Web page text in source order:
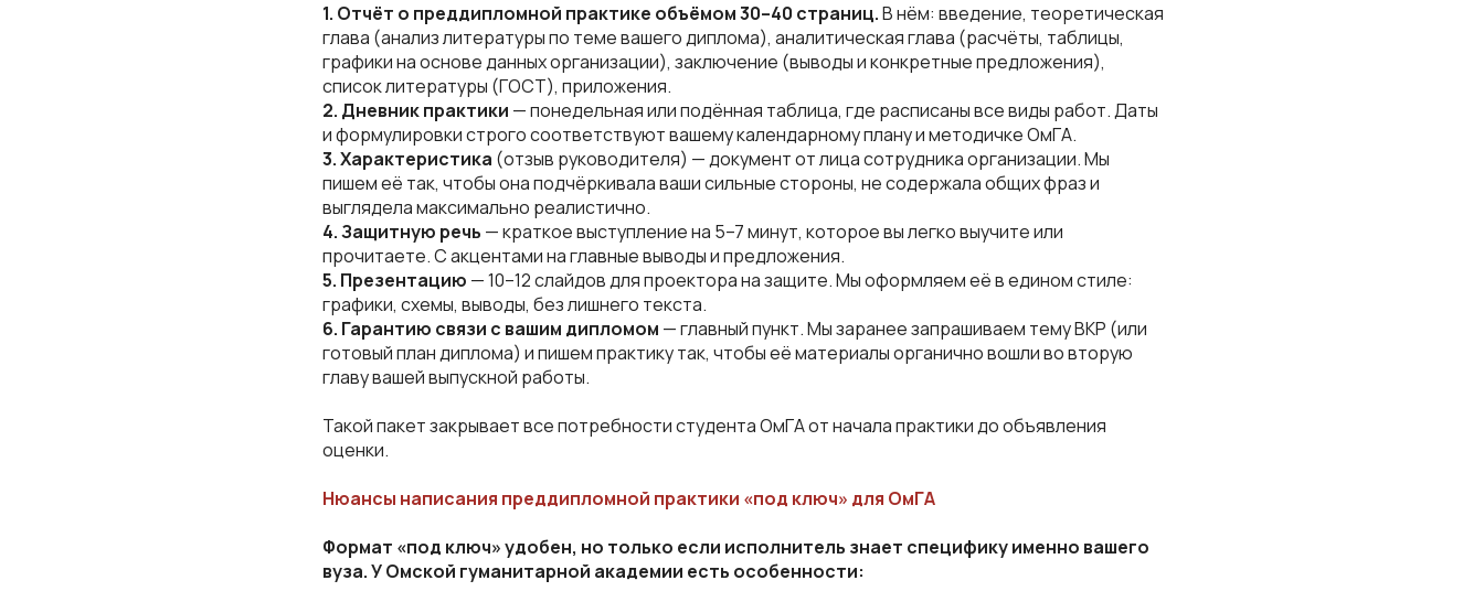
1. Отчёт о преддипломной практике объёмом 30–40 страниц.В нём: введение, теоретическая
глава (анализ литературы по теме вашего диплома), аналитическая глава (расчёты, таблицы,
графики на основе данных организации), заключение (выводы и конкретные предложения),
список литературы (ГОСТ), приложения.
2. Дневник практики — понедельная или подённая таблица, где расписаны все виды работ. Даты
и формулировки строго соответствуют вашему календарному плану и методичке ОмГА.
3. Характеристика (отзыв руководителя) — документ от лица сотрудника организации. Мы
пишем её так, чтобы она подчёркивала ваши сильные стороны, не содержала общих фраз и
выглядела максимально реалистично.
4. Защитную речь — краткое выступление на 5–7 минут, которое вы легко выучите или
прочитаете. С акцентами на главные выводы и предложения.
5. Презентацию — 10–12 слайдов для проектора на защите. Мы оформляем её в едином стиле:
графики, схемы, выводы, без лишнего текста.
6. Гарантию связи с вашим дипломом — главный пункт. Мы заранее запрашиваем тему ВКР (или
готовый план диплома) и пишем практику так, чтобы её материалы органично вошли во вторую
главу вашей выпускной работы.
Такой пакет закрывает все потребности студента ОмГА от начала практики до объявления
оценки.
Нюансы написания преддипломной практики «под ключ» для ОмГА
Формат «под ключ» удобен, но только если исполнитель знает специфику именно вашего
вуза. У Омской гуманитарной академии есть особенности: